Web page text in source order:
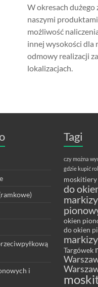
W okresach
naszymi
możliwość
innej wysokości dla
odmowy realizacji
lokalizacjach.
i
Tagi
czy można
gdzie kupić
moskitiery
do
okien
do okien
Targówek